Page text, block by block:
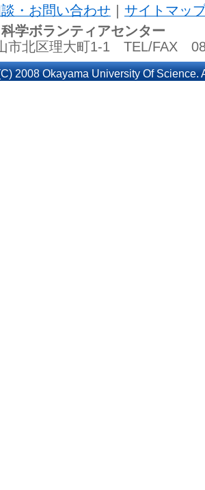
・お問い合わせ
サイトマッ
学ボランティアセンター
市北区理大町1-1 TEL/FAX
2008 Okayama University Of Science.